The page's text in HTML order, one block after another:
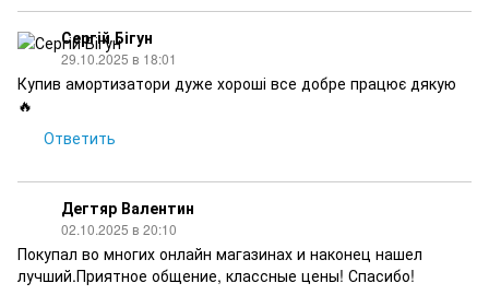
Сергій Бігун
29.10.2025 в 18:01
Купив амортизатори дуже хороші все добре працює дякую
🔥
Ответить
Дегтяр Валентин
02.10.2025 в 20:10
Покупал во многих онлайн магазинах и наконец нашел
лучший.Приятное общение, классные цены! Спасибо!